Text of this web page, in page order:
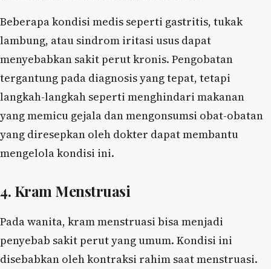
Beberapa kondisi medis seperti gastritis, tukak
lambung, atau sindrom iritasi usus dapat
menyebabkan sakit perut kronis. Pengobatan
tergantung pada diagnosis yang tepat, tetapi
langkah-langkah seperti menghindari makanan
yang memicu gejala dan mengonsumsi obat-obatan
yang diresepkan oleh dokter dapat membantu
mengelola kondisi ini.
4. Kram Menstruasi
Pada wanita, kram menstruasi bisa menjadi
penyebab sakit perut yang umum. Kondisi ini
disebabkan oleh kontraksi rahim saat menstruasi.